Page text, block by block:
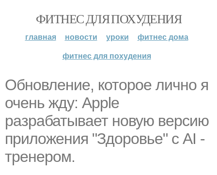
ФИТНЕС ДЛЯ ПОХУДЕНИЯ
главная новости уроки
фитнес дома
фитнес для похудения
Обновление, которое лично я
очень жду: Apple
разрабатывает новую версию
приложения "Здоровье" с AI -
тренером.